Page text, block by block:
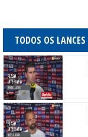
TODOS OS LANCES